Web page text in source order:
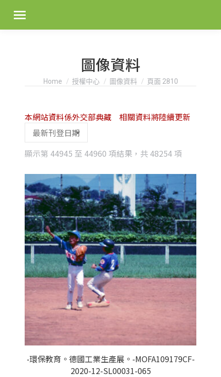
圖像資料
You are here:
Home 授權中心 圖像資料 頁面 2810
顯示第 44945 至 44960 項結果，共 48254 項
latest
本網站資料係外交部典藏 相關資料將陸續更新
-環保教育。德國工業生產展。-MOFA109179CF-
2020-12-SL00031-065